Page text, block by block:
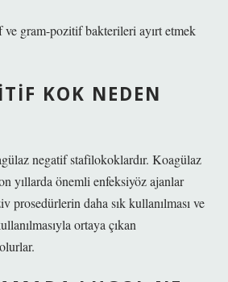
gram-pozitif bakterileri ayırt etmek
KOK NEDEN
negatif stafilokoklardır. Koagülaz
yıllarda önemli enfeksiyöz ajanlar
prosedürlerin daha sık kullanılması ve
ortaya çıkan